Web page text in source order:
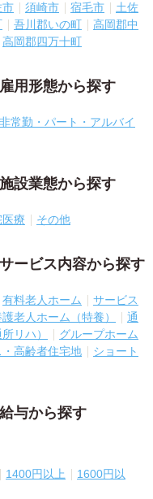
市 須崎市 宿毛市
土佐
吾川郡いの町
高岡郡中
高岡郡四万十町
用形態から探す
非常勤・パート・アルバイ
設業態から探す
療 その他
ービス内容から探す
有料老人ホーム
サービス
老人ホーム（特養）
通
リハ）
グループホーム
高齢者住宅地
ショート
与から探す
1400円以上
1600円以